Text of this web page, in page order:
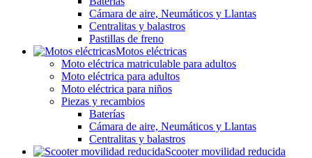
Cámara de aire, Neumáticos y Llantas
Centralitas y balastros
Pastillas de freno
Motos eléctricas
Moto eléctrica matriculable para adultos
Moto eléctrica para adultos
Moto eléctrica para niños
Piezas y recambios
Baterías
Cámara de aire, Neumáticos y Llantas
Centralitas y balastros
Scooter movilidad reducida